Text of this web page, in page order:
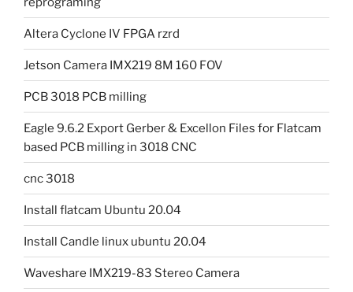
Altera Cyclone IV FPGA rzrd
Jetson Camera IMX219 8M 160 FOV
PCB 3018 PCB milling
Eagle 9.6.2 Export Gerber & Excellon Files for Flatcam
based PCB milling in 3018 CNC
cnc 3018
Install flatcam Ubuntu 20.04
Install Candle linux ubuntu 20.04
Waveshare IMX219-83 Stereo Camera